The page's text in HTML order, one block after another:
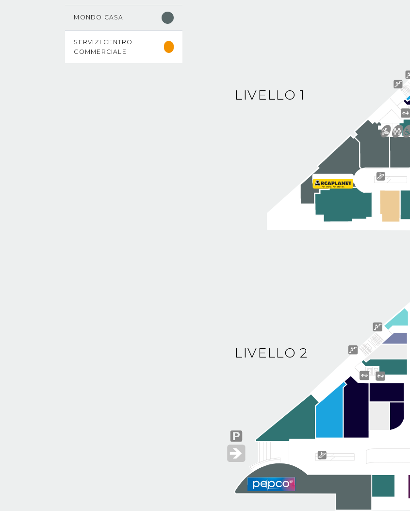
MONDO CASA
SERVIZI CENTRO
COMMERCIALE
LIVELLO 2
LIVELLO 1